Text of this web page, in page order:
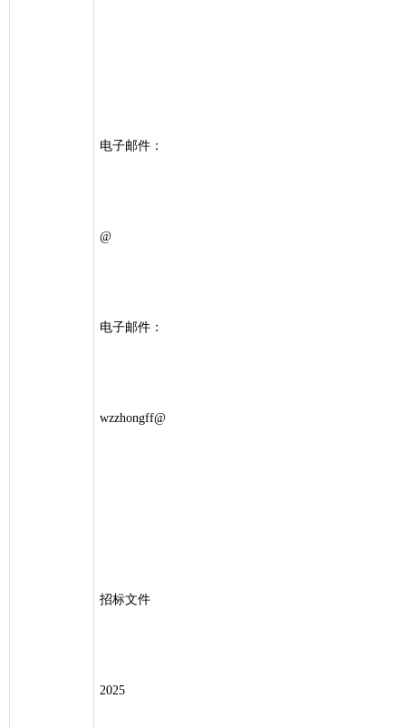
电子邮件：
@
电子邮件：
wzzhongff@
招标文件
2025